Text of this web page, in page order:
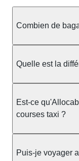
Combien de
taxi berline
ou nombreux,
au chauffeur"
pas impacté par
Quelle est la
prendre en
station ou sur
réservation et
l'avance. Chez
Est-ce
courses taxi ?
réglementation
Puis-je voyager